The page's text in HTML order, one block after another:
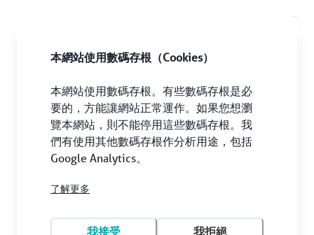
© 2026 香港飛機工程有限公司。太古集團成員。本公司保留一切
本網站使用數碼存根（Cookies）
本網站使用數碼存根。有些數碼存根是必
要的，方能讓網站正常運作。如果您想瀏
覽本網站，則不能停用這些數碼存根。我
們有使用其他數碼存根作分析用途，包括
Google Analytics。
了解更多
我接受 我拒絕